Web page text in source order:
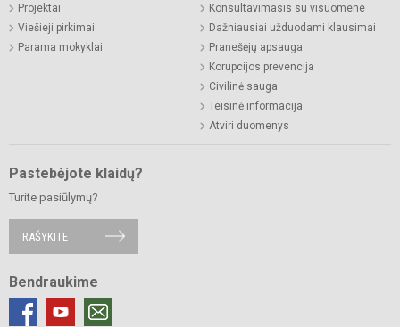
Projektai
Viešieji pirkimai
Parama mokyklai
Konsultavimasis su visuomene
Dažniausiai užduodami klausimai
Pranešėjų apsauga
Korupcijos prevencija
Civilinė sauga
Teisinė informacija
Atviri duomenys
Pastebėjote klaidų?
Turite pasiūlymų?
RAŠYKITE
Bendraukime